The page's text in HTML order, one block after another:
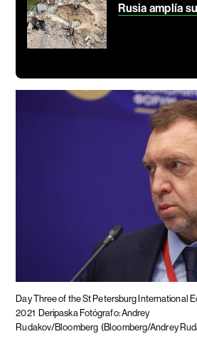
Rusia amplía
Day Three of the St Petersburg International
2021 Deripaska Fotógrafo: Andrey
Rudakov/Bloomberg (Bloomberg/Andrey